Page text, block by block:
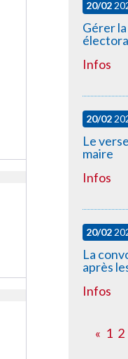
20/02
Gérer
Infos
20/02
Le
maire
Infos
20/02
La
après
Infos
« 1 2